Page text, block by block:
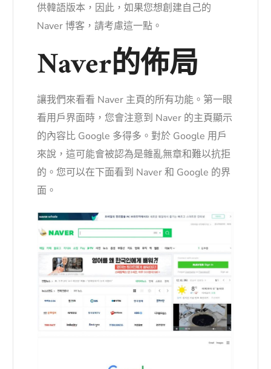
供韓語版本，因此，如果您想創建自己的
Naver 博客，請考慮這一點。
Naver的佈局
讓我們來看看 Naver 主頁的所有功能。第一眼
看用戶界面時，您會注意到 Naver 的主頁顯示
的內容比 Google 多得多。對於 Google 用戶
來說，這可能會被認為是雜亂無章和難以抗拒
的。您可以在下面看到 Naver 和 Google 的界
面。